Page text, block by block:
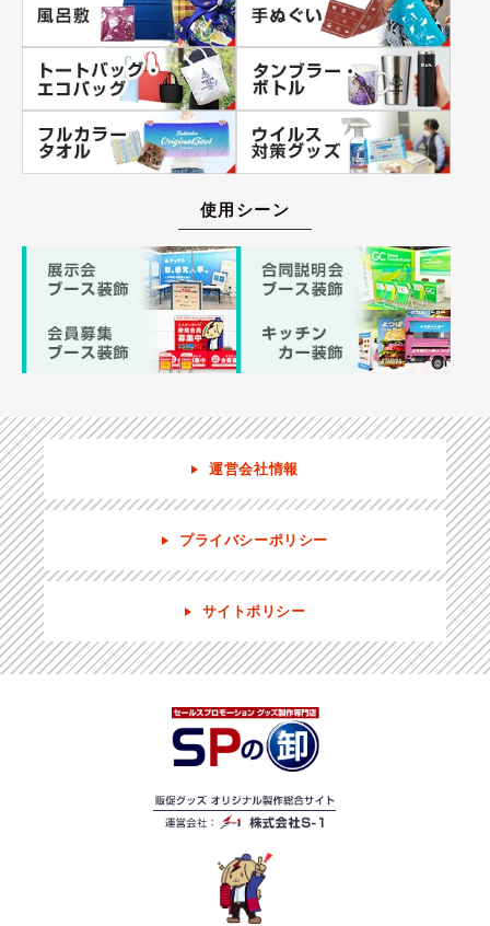
使用シーン
運営会社情報
プライバシーポリシー
サイトポリシー